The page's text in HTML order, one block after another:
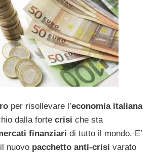
per risollevare l’economia italiana
dalla forte crisi che sta
finanziari di tutto il mondo. E’
nuovo pacchetto anti-crisi varato